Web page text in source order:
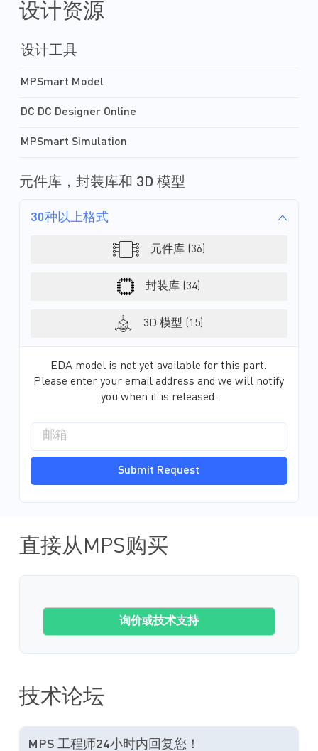
设计资源
设计工具
MPSmart Model
DC DC Designer Online
MPSmart Simulation
元件库，封装库和 3D 模型
30种以上格式
元件库 (36)
封装库 (34)
3D 模型 (15)
EDA model is not yet available for this part.
Please enter your email address and we will notify
you when it is released.
Submit Request
直接从MPS购买
询价或技术支持
技术论坛
MPS 工程师24小时内回复您！